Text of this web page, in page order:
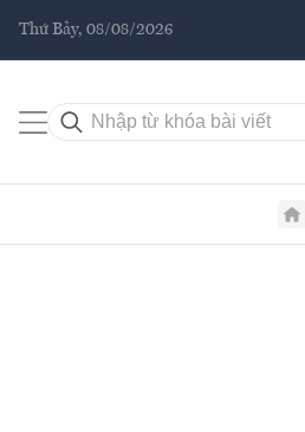
Thứ Bảy, 08/08/2026